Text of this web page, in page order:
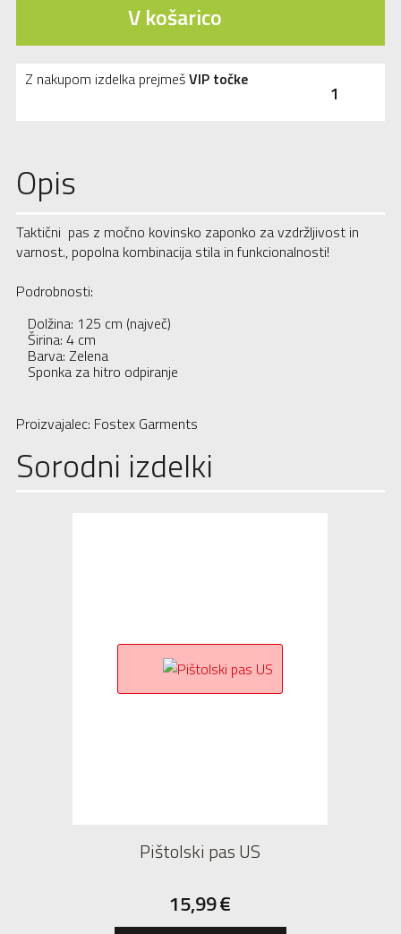
V košarico
1
Z nakupom izdelka prejmešVIP točke
Opis
Taktični pas z močno kovinsko zaponko za vzdržljivost in
varnost., popolna kombinacija stila in funkcionalnosti!
Podrobnosti:
Dolžina: 125 cm (največ)
Širina: 4 cm
Barva: Zelena
Sponka za hitro odpiranje
Proizvajalec: Fostex Garments
Sorodni izdelki
Pištolski pas US
15,99€